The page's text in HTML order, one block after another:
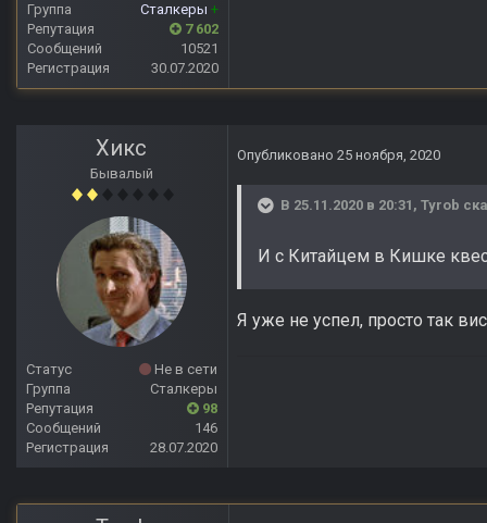
Группа
Сталкеры +
Репутация
7 602
Сообщений
10521
Регистрация
30.07.2020
Хикс
Бывалый
Статус
Не в сети
Группа
Сталкеры
Репутация
98
Сообщений
146
Регистрация
28.07.2020
Опубликовано 25 ноября, 2020
В 25.11.2020 в 20:31, Tyrob
И с Китайцем в Кишке
Я уже не успел, просто так